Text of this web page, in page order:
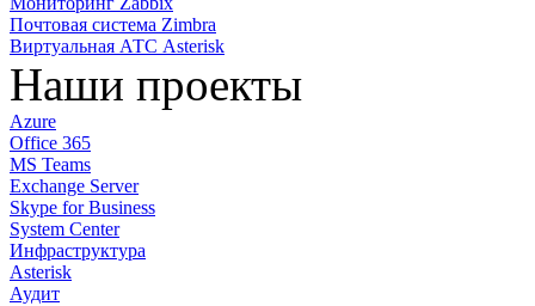
Почтовая система Zimbra
Виртуальная АТС Asterisk
Наши проекты
Azure
Office 365
MS Teams
Exchange Server
Skype for Business
System Center
Инфраструктура
Asterisk
Аудит